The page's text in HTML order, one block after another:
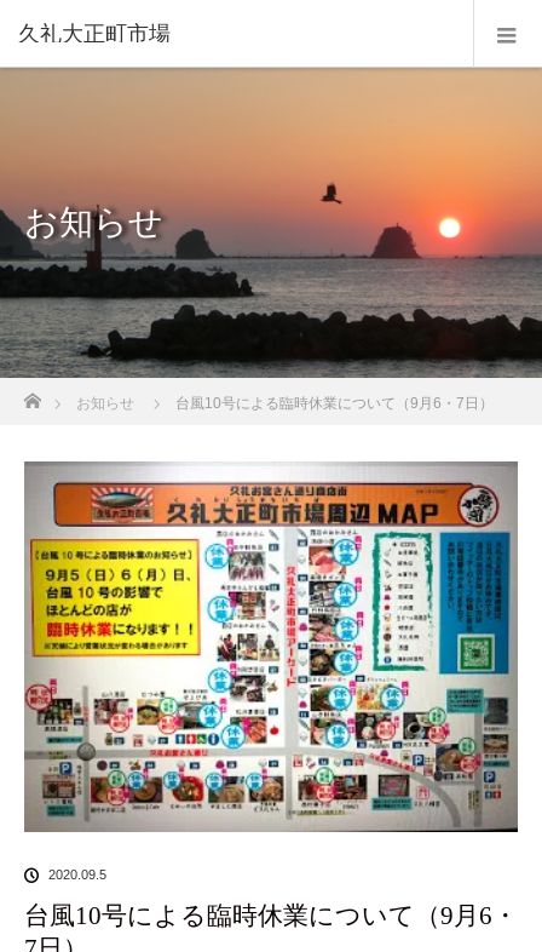
久礼大正町市場
お知らせ
ホーム
お知らせ 台風10号による臨時休業について（9月6・7日）
2020.09.5
台風10号による臨時休業について（9月6・